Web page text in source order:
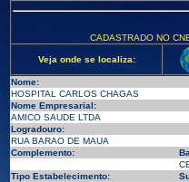
CADASTRADO NO
Veja onde se localiza:
Nome:
HOSPITAL CARLOS CHAGAS
Nome Empresarial:
AMICO SAUDE LTDA
Logradouro:
RUA BARAO DE MAUA
Complemento:
Tipo Estabelecimento: